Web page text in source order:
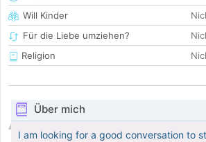
Will Kinder
Für die Liebe umziehen?
Religion
Über mich
I am looking for a good conversation to